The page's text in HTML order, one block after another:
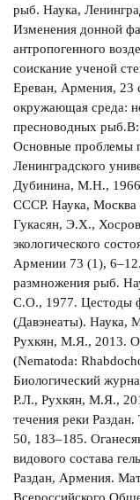
рыб. Наука,
Изменения донной
антропогенного
соискание ученой
Ереван, Армения, 23
окружающая среда:
пресноводных
Основные проблемы
Ленинградского
Дубинина, М.Н.,
СССР. Наука, Москва
Гукасян, Э.Х.,
экологического
Армении 73 (1),
размножения рыб.
С.О., 1977. Цестоды
(Давэнеаты). Наука,
Рухкян, М.Я., 2013.
(Nematoda:
Биологический
Р.Л., Рухкян, М.Я.,
течения реки
50, 183–185.
видового состава
Раздан, Армения.